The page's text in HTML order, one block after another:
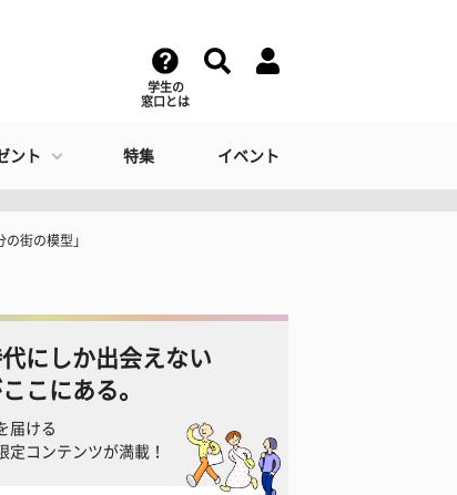
学生の
窓口とは
ント 特集 イベント
街の模型」
にしか出会えない
こにある。
届ける
定コンテンツが満載！